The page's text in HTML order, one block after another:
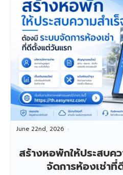
สร้างหอพักให้ประสบค
จัดการห้องเช่า
June 22nd, 2026